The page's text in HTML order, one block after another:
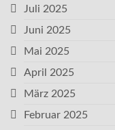
Juli 2025
Juni 2025
Mai 2025
April 2025
März 2025
Februar 2025